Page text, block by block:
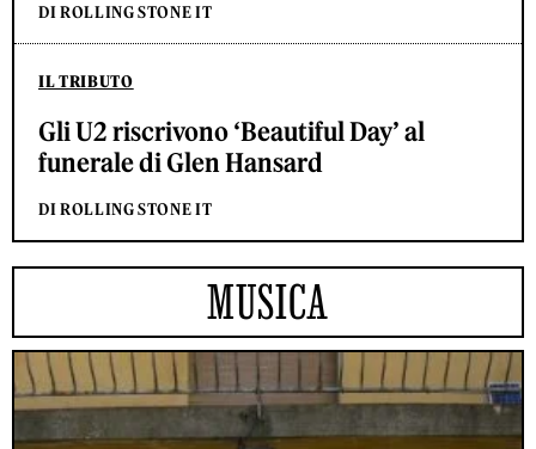
DI ROLLING STONE IT
IL TRIBUTO
Gli U2 riscrivono ‘Beautiful Day’ al
funerale di Glen Hansard
DI ROLLING STONE IT
MUSICA